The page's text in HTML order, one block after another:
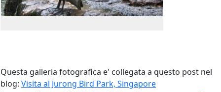
Questa galleria fotografica e' collegata a questo post nel
blog: Visita al Jurong Bird Park, Singapore